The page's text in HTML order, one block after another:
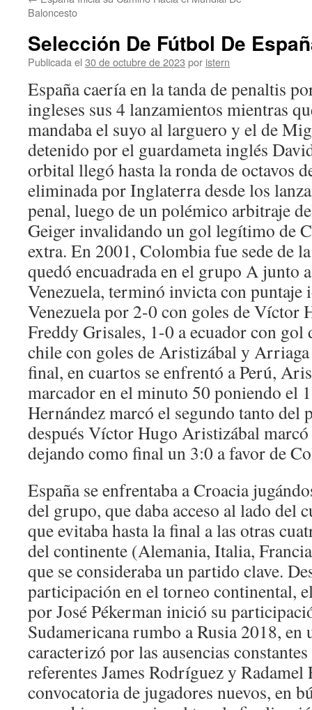
Baloncesto
Selección De Fútbol De
Publicada el 30 de octubre de 2023 por istern
España caería en la tanda de penaltis
ingleses sus 4 lanzamientos mientras
mandaba el suyo al larguero y el de
detenido por el guardameta inglés
orbital llegó hasta la ronda de octavos
eliminada por Inglaterra desde los
penal, luego de un polémico arbitraje
Geiger invalidando un gol legítimo de
extra. En 2001, Colombia fue sede de
quedó encuadrada en el grupo A junto
Venezuela, terminó invicta con puntaje
Venezuela por 2-0 con goles de Víctor
Freddy Grisales, 1-0 a ecuador con
chile con goles de Aristizábal y Arriaga
final, en cuartos se enfrentó a Perú,
marcador en el minuto 50 poniendo el
Hernández marcó el segundo tanto del
después Víctor Hugo Aristizábal
dejando como final un 3:0 a favor de
España se enfrentaba a Croacia
del grupo, que daba acceso al lado del
que evitaba hasta la final a las otras
del continente (Alemania, Italia,
que se consideraba un partido clave.
participación en el torneo continental,
por José Pékerman inició su
Sudamericana rumbo a Rusia 2018, en
caracterizó por las ausencias
referentes James Rodríguez y
convocatoria de jugadores nuevos, en